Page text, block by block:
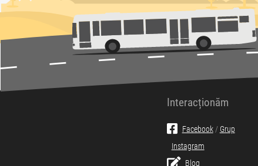
Interacționăm
Facebook/ Grup
Instagram
Blog